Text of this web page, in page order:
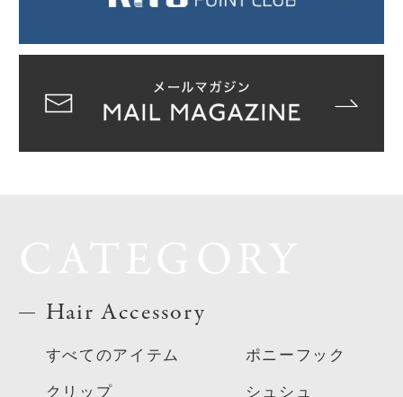
Hair Accessory
すべてのアイテム
クリップ
ポニーフック
シュシュ